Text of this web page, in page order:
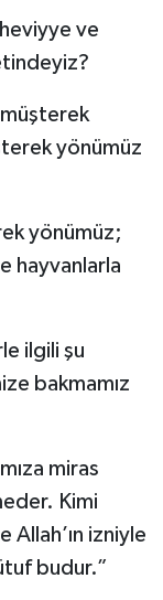
ve
yönümüz
yönümüz;
hayvanlarla
ilgili şu
bakmamız
miras
Kimi
izniyle
budur.”